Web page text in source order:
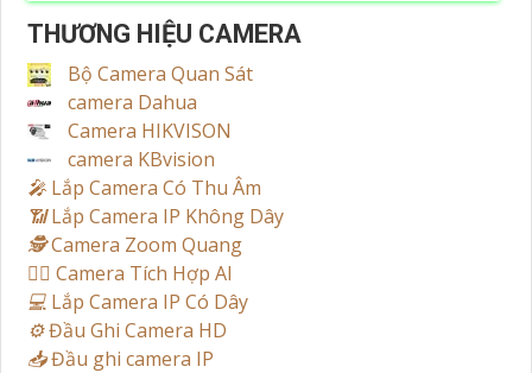
THƯƠNG HIỆU CAMERA
Bộ Camera Quan Sát
camera Dahua
Camera HIKVISON
camera KBvision
️🎤️ Lắp Camera Có Thu Âm
📶Lắp Camera IP Không Dây
🕵️Camera Zoom Quang
🧛‍♀️ Camera Tích Hợp AI
💻 Lắp Camera IP Có Dây
⚙️Đầu Ghi Camera HD
📥Đầu ghi camera IP